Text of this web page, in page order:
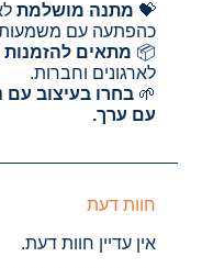
💝 מתנה מושלמת
כהפתעה עם
📦 מתאים להזמנות
לארגונים וחברות.
🌱בחרו בעיצוב
עם ערך.
חוות דעת
אין עדיין חוות דעת.